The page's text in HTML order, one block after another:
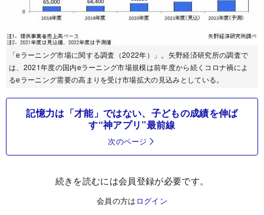
「eラーニング市場に関する調査（2022年）」。矢野経済研究所の調査で
は、2021年度の国内eラーニング市場規模は前年度から続くコロナ禍によ
るeラーニング需要の高まりを受け市場拡大の見込みとしている。
記憶力は「才能」ではない、子どもの成績を伸ば
す“神アプリ”最前線
次のページ
続きを読むには会員登録が必要です。
会員の方は ログイン